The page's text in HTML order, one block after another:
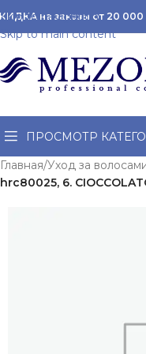
Skip to navigation
Skip to main content
на заказы от 20 000
ПРОСМОТР
Главная/Уход за
hrc80025, 6.